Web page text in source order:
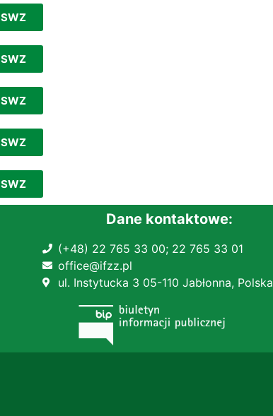
Dane kontaktowe:
(+48) 22 765 33 00; 22 765 33 01
office@ifzz.pl
ul. Instytucka 3 05-110 Jabłonna, Polska